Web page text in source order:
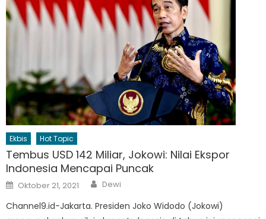
Ekbis Hot Topic
Tembus USD 142 Miliar, Jokowi: Nilai Ekspor
Indonesia Mencapai Puncak
Posted
on
Oktober 21, 2021 Author
Dewi
Channel9.id-Jakarta. Presiden Joko Widodo (Jokowi)